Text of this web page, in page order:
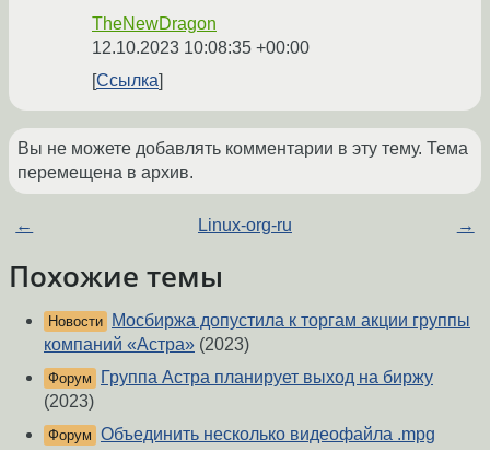
TheNewDragon
12.10.2023 10:08:35 +00:00
Ссылка
Вы не можете добавлять комментарии в эту тему. Тема
перемещена в архив.
← Linux-org-ru →
Похожие темы
Новости
Мосбиржа допустила к торгам акции группы
компаний «Астра» (2023)
Форум
Группа Астра планирует выход на биржу
(2023)
Форум Объединить несколько видеофайла .mpg